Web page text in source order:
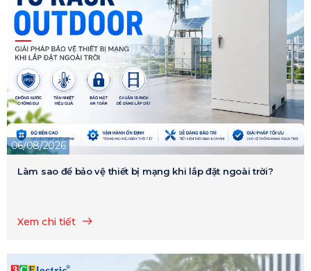
06/08/2026
Làm sao để bảo vệ thiết bị mạng khi lắp đặt ngoài trời?
Xem chi tiết